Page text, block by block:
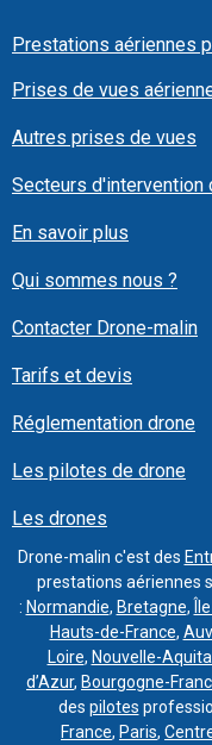
Prestations aériennes
Prises de vues
Autres prises de vues
Secteurs
En savoir plus
Qui sommes nous ?
Contacter Drone-malin
Tarifs et devis
Réglementation drone
Les pilotes de drone
Les drones
Drone-malin c'est des
prestations aériennes
: Normandie, Bretagne,
Hauts-de-France,
Loire, Nouvelle-
d’Azur, Bourgogne-
des pilotes
France, Paris,